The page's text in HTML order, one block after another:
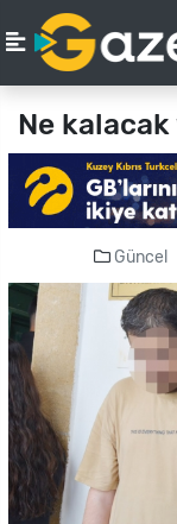
Ne
Güncel